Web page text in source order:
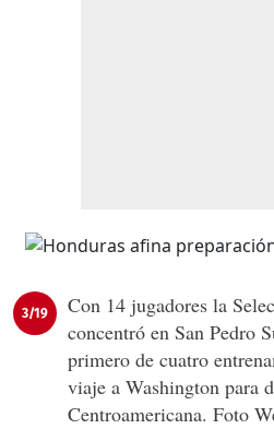
3/19
Con 14 jugadores la
concentró en San Pedro
primero de cuatro
viaje a Washington para
Centroamericana. Foto